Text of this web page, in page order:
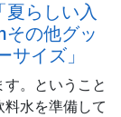
らしい入
の他グッ
サイズ」
。ということ
水を準備して